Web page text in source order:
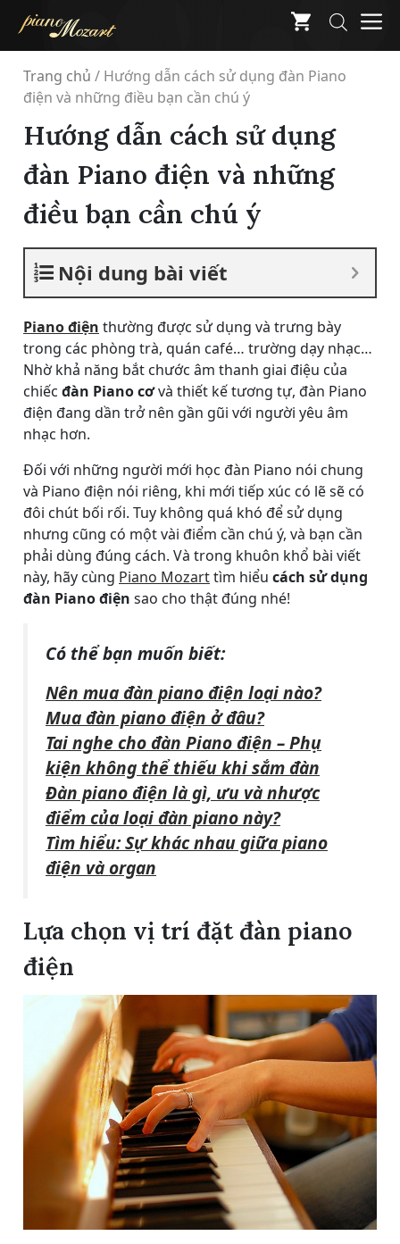
content
Trang chủ / Hướng dẫn cách sử dụng đàn Piano
điện và những điều bạn cần chú ý
Hướng dẫn cách sử dụng
đàn Piano điện và những
điều bạn cần chú ý
Nội dung bài viết
Piano điện thường được sử dụng và trưng bày
trong các phòng trà, quán café… trường dạy nhạc…
Nhờ khả năng bắt chước âm thanh giai điệu của
chiếc đàn Piano cơvà thiết kế tương tự, đàn Piano
điện đang dần trở nên gần gũi với người yêu âm
nhạc hơn.
Đối với những người mới học đàn Piano nói chung
và Piano điện nói riêng, khi mới tiếp xúc có lẽ sẽ có
đôi chút bối rối. Tuy không quá khó để sử dụng
nhưng cũng có một vài điểm cần chú ý, và bạn cần
phải dùng đúng cách. Và trong khuôn khổ bài viết
này, hãy cùng Piano Mozarttìm hiểu cách sử dụng
đàn Piano điện sao cho thật đúng nhé!
Có thể bạn muốn biết:
Nên mua đàn piano điện loại nào?
Mua đàn piano điện ở đâu?
Tai nghe cho đàn Piano điện – Phụ
kiện không thể thiếu khi sắm đàn
Đàn piano điện là gì, ưu và nhược
điểm của loại đàn piano này?
Tìm hiểu: Sự khác nhau giữa piano
điện và organ
Lựa chọn vị trí đặt đàn piano
điện